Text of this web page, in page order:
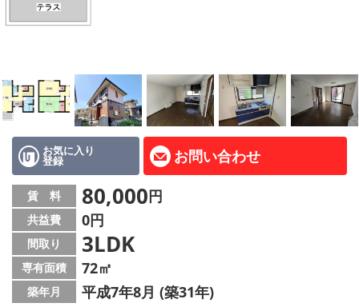
地域から探す
AcePlanner公式ライン
SNS
スタッフ紹介
リフォーム のことなら！
オーナー様へ
住宅型有料老人 Ｆｌｅｕｒａｇｅ
お気に入り
登録 お問い合わせ
賃 料 80,000円
共益費 0円
間取り 3LDK
専有面積 72㎡
築年月 平成7年8月 (築31年)